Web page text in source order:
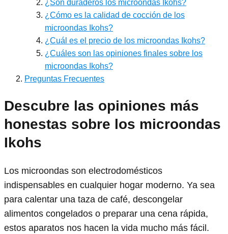
¿Son duraderos los microondas Ikohs?
¿Cómo es la calidad de cocción de los
microondas Ikohs?
¿Cuál es el precio de los microondas Ikohs?
¿Cuáles son las opiniones finales sobre los
microondas Ikohs?
Preguntas Frecuentes
Descubre las opiniones más
honestas sobre los microondas
Ikohs
Los microondas son electrodomésticos
indispensables en cualquier hogar moderno. Ya sea
para calentar una taza de café, descongelar
alimentos congelados o preparar una cena rápida,
estos aparatos nos hacen la vida mucho más fácil.